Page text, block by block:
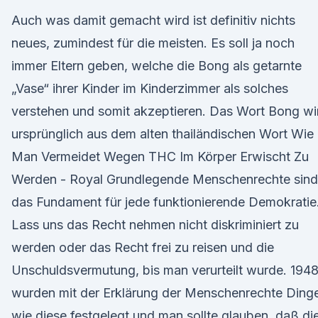
Auch was damit gemacht wird ist definitiv nichts
neues, zumindest für die meisten. Es soll ja noch
immer Eltern geben, welche die Bong als getarnte
„Vase“ ihrer Kinder im Kinderzimmer als solches
verstehen und somit akzeptieren. Das Wort Bong
ursprünglich aus dem alten thailändischen Wort Wie
Man Vermeidet Wegen THC Im Körper Erwischt Zu
Werden - Royal Grundlegende Menschenrechte sind
das Fundament für jede funktionierende Demokratie.
Lass uns das Recht nehmen nicht diskriminiert zu
werden oder das Recht frei zu reisen und die
Unschuldsvermutung, bis man verurteilt wurde. 1948
wurden mit der Erklärung der Menschenrechte